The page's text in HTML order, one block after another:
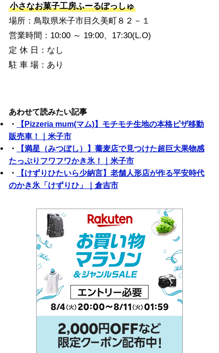
小さなお菓子工房ふーるぽっしゅ
場所：鳥取県米子市目久美町８２－１
営業時間：10:00 ～ 19:00、17:30(L.O)
定 休 日：なし
駐 車 場：あり
あわせて読みたい記事
・
【Pizzeria mum(マム)】モチモチ生地の本格ピザ移動
販売車！｜米子市
・
【満星（みつぼし）】蕎麦店で見つけた超巨大果物感
たっぷりフワフワかき氷！｜米子市
・
【けずりひたいら少納言】老舗人形店が作る平安時代
のかき氷「けずりひ」｜倉吉市